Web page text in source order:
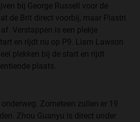
bij George Russell voor de
de Brit direct voorbij, maar Piastri
Verstappen is een plekje
en rijdt nu op P9. Liam Lawson
plekken bij de start en rijdt
plaats.
Zometeen zullen er 19
Zhou Guanyu is direct under